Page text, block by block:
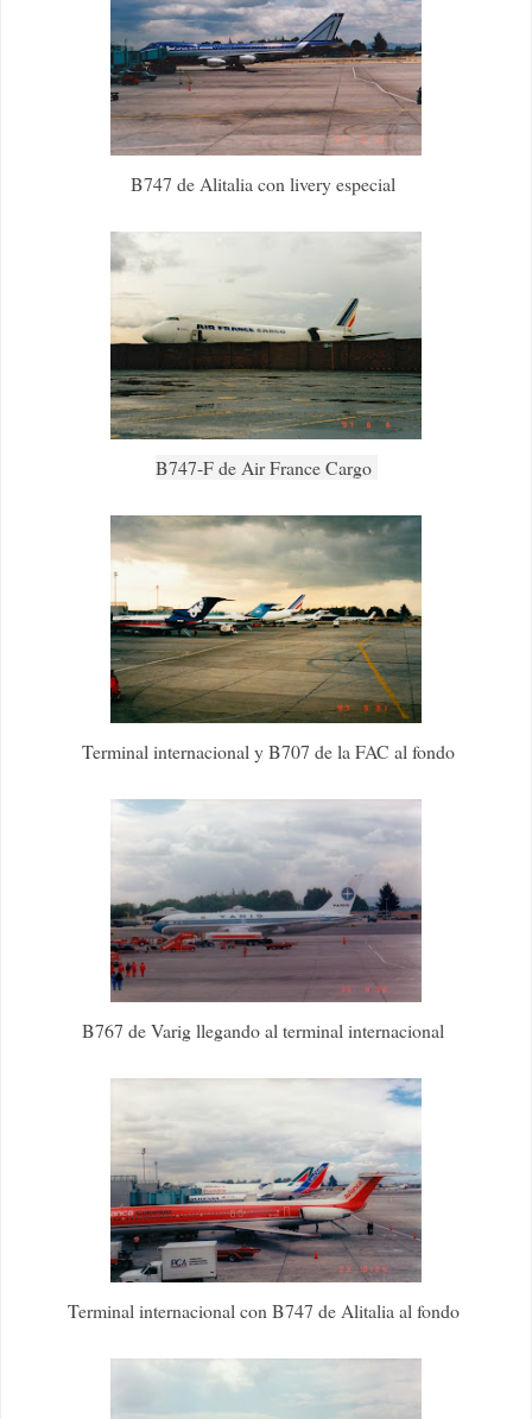
B747 de Alitalia con livery especial
B747-F de Air France Cargo
Terminal internacional y B707 de la FAC al fondo
B767 de Varig llegando al terminal internacional
Terminal internacional con B747 de Alitalia al fondo